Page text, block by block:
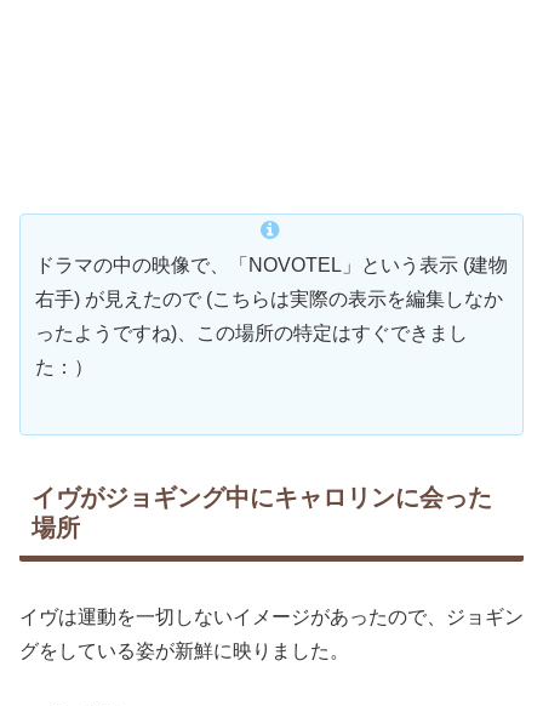
ドラマの中の映像で、「NOVOTEL」という表示 (建物
右手) が見えたので (こちらは実際の表示を編集しなか
ったようですね)、この場所の特定はすぐできまし
た：）
イヴがジョギング中にキャロリンに会った
場所
イヴは運動を一切しないイメージがあったので、ジョギン
グをしている姿が新鮮に映りました。